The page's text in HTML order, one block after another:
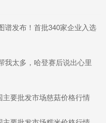
谱发布！首批340家企业入选
我太多，哈登赛后说出心里
要批发市场慈菇价格行情